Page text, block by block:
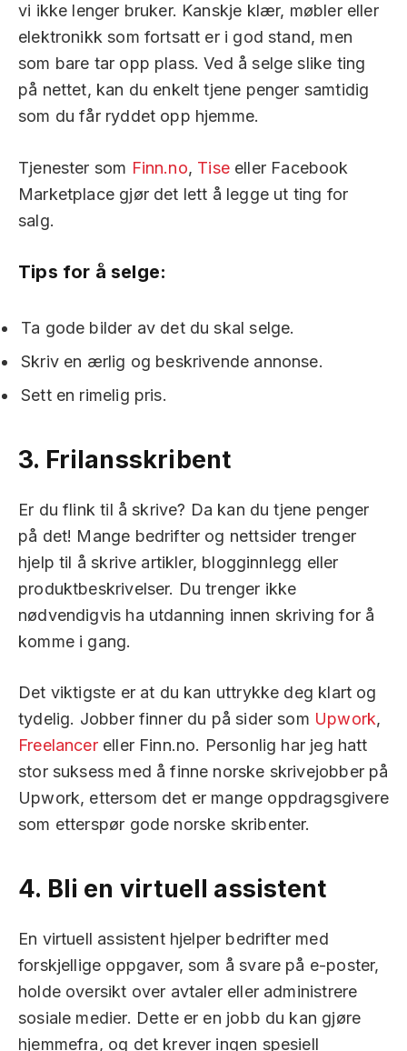
vi ikke lenger bruker. Kanskje klær, møbler eller
elektronikk som fortsatt er i god stand, men
som bare tar opp plass. Ved å selge slike ting
på nettet, kan du enkelt tjene penger samtidig
som du får ryddet opp hjemme.
Tjenester som Finn.no, Tise eller Facebook
Marketplace gjør det lett å legge ut ting for
salg.
Tips for å selge:
Ta gode bilder av det du skal selge.
Skriv en ærlig og beskrivende annonse.
Sett en rimelig pris.
3. Frilansskribent
Er du flink til å skrive? Da kan du tjene penger
på det! Mange bedrifter og nettsider trenger
hjelp til å skrive artikler, blogginnlegg eller
produktbeskrivelser. Du trenger ikke
nødvendigvis ha utdanning innen skriving for å
komme i gang.
Det viktigste er at du kan uttrykke deg klart og
tydelig. Jobber finner du på sider som Upwork,
Freelancer eller Finn.no. Personlig har jeg hatt
stor suksess med å finne norske skrivejobber på
Upwork, ettersom det er mange oppdragsgivere
som etterspør gode norske skribenter.
4. Bli en virtuell assistent
En virtuell assistent hjelper bedrifter med
forskjellige oppgaver, som å svare på e-poster,
holde oversikt over avtaler eller administrere
sosiale medier. Dette er en jobb du kan gjøre
hjemmefra, og det krever ingen spesiell